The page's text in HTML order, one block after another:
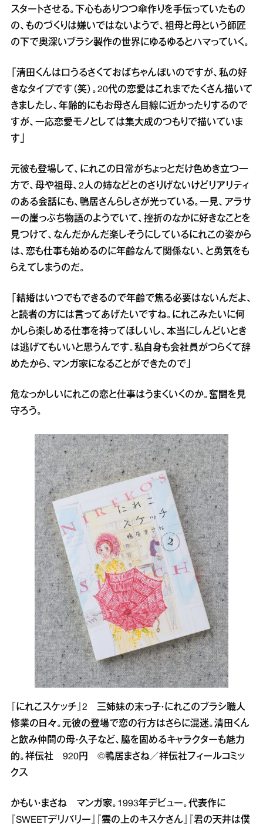
スタートさせる。下心もありつつ傘作りを手伝っていたもの
の、ものづくりは嫌いではないようで、祖母と母という師匠
の下で奥深いブラシ製作の世界にゆるゆるとハマっていく。
「清田くんは口うるさくておばちゃんぽいのですが、私の好
きなタイプです（笑）。20代の恋愛はこれまでたくさん描いて
きましたし、年齢的にもお母さん目線に近かったりするので
すが、一応恋愛モノとしては集大成のつもりで描いていま
す」
元彼も登場して、にれこの日常がちょっとだけ色めき立つ一
方で、母や祖母、2人の姉などとのさりげないけどリアリティ
のある会話にも、鴨居さんらしさが光っている。一見、アラサ
ーの崖っぷち物語のようでいて、挫折のなかに好きなことを
見つけて、なんだかんだ楽しそうにしているにれこの姿から
は、恋も仕事も始めるのに年齢なんて関係ない、と勇気をも
らえてしまうのだ。
「結婚はいつでもできるので年齢で焦る必要はないんだよ、
と読者の方には言ってあげたいですね。にれこみたいに何
かしら楽しめる仕事を持ってほしいし、本当にしんどいとき
は逃げてもいいと思うんです。私自身も会社員がつらくて辞
めたから、マンガ家になることができたので」
危なっかしいにれこの恋と仕事はうまくいくのか。奮闘を見
守ろう。
『にれこスケッチ』2 三姉妹の末っ子・にれこのブラシ職人
修業の日々。元彼の登場で恋の行方はさらに混迷。清田くん
と飲み仲間の母・久子など、脇を固めるキャラクターも魅力
的。祥伝社 920円 ©鴨居まさね／祥伝社フィールコミッ
クス
かもい・まさね マンガ家。1993年デビュー。代表作に
『SWEETデリバリー』『雲の上のキスケさん』『君の天井は僕